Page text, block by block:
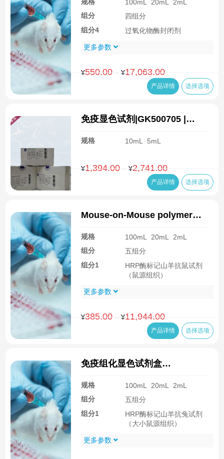
抗） 100mL 20mL
2mL
组分
四组分
组分4
过氧化物酶封闭剂
更多参数
¥550.00 ¥17,063.00价
格
范
至
产品详情 选择选项
免疫显色试剂|GK500705 |
规格 10mL 5mL
¥1,394.00 ¥2,741.00价
格
范
至
产品详情 选择选项
Mouse-on-Mouse polymer免
规格 100mL 20mL
2mL
组分
五组分
组分1
HRP酶标记山羊抗鼠试剂
（鼠源组织）
更多参数
¥385.00 ¥11,944.00价
格
范
至
产品详情 选择选项
免疫组化显色试剂盒
抗）
规格 100mL 20mL
2mL
组分
五组分
组分1
HRP酶标记山羊抗兔试剂
（大小鼠源组织）
更多参数